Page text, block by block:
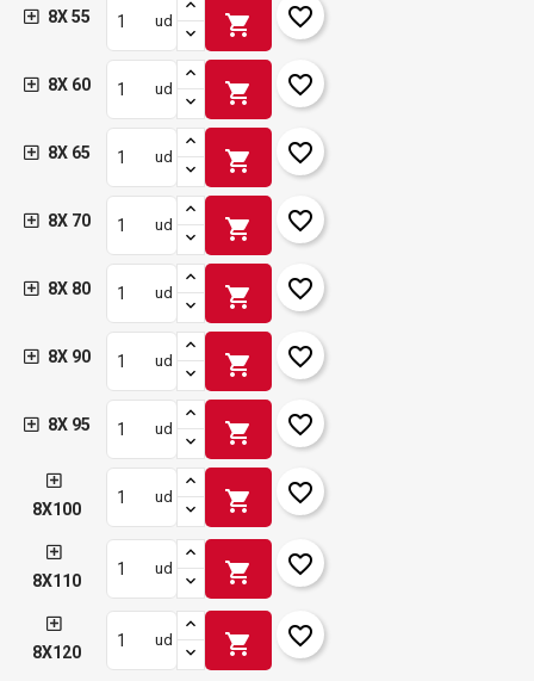
8X 55 ud shopping_cart favorite_border
8X 60 ud shopping_cart favorite_border
8X 65 ud shopping_cart favorite_border
8X 70 ud shopping_cart favorite_border
8X 80 ud shopping_cart favorite_border
8X 90 ud shopping_cart favorite_border
8X 95 ud shopping_cart favorite_border
8X100
ud shopping_cart favorite_border
8X110
ud shopping_cart favorite_border
8X120
ud shopping_cart favorite_border